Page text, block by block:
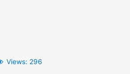
Views: 296